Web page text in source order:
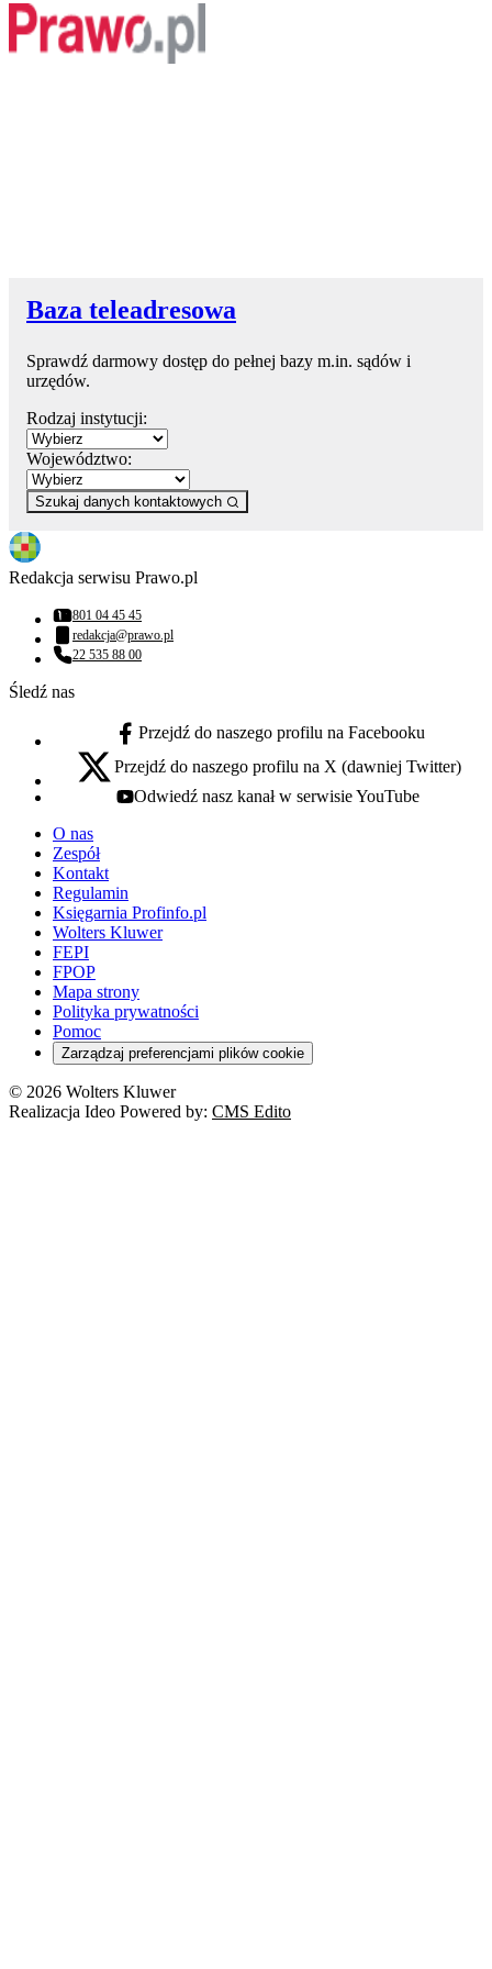
Baza teleadresowa
Sprawdź darmowy dostęp do pełnej bazy m.in. sądów i
urzędów.
Rodzaj instytucji:
Województwo:
Szukaj danych kontaktowych
Redakcja serwisu Prawo.pl
Numer telefonu:
801 04 45 45
Adres email:
redakcja@prawo.pl
Numer telefonu:
22 535 88 00
Śledź nas
facebook - otwiera się w nowej karcie
Przejdź do naszego profilu na Facebooku
x - otwiera się w nowej karcie
Przejdź do naszego profilu na X (dawniej Twitter)
youtube - otwiera się w nowej karcie
Odwiedź nasz kanał w serwisie YouTube
O nas
Zespół
Kontakt
Regulamin
Księgarnia Profinfo.pl
Wolters Kluwer
FEPI
FPOP
Mapa strony
Polityka prywatności
Pomoc
Zarządzaj preferencjami plików cookie
© 2026 Wolters Kluwer
Realizacja Ideo Powered by: CMS Edito